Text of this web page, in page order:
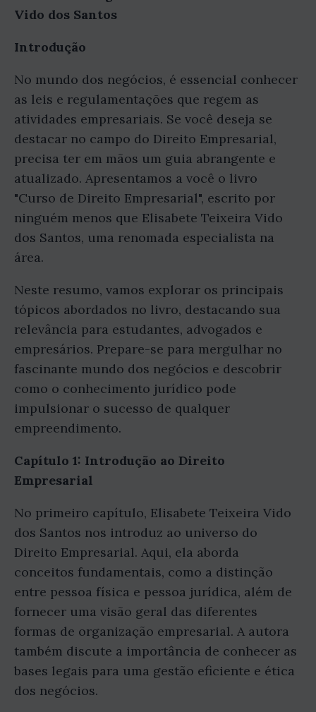
Vido dos Santos
Introdução
No mundo dos negócios, é essencial conhecer
as leis e regulamentações que regem as
atividades empresariais. Se você deseja se
destacar no campo do Direito Empresarial,
precisa ter em mãos um guia abrangente e
atualizado. Apresentamos a você o livro
"Curso de Direito Empresarial", escrito por
ninguém menos que Elisabete Teixeira Vido
dos Santos, uma renomada especialista na
área.
Neste resumo, vamos explorar os principais
tópicos abordados no livro, destacando sua
relevância para estudantes, advogados e
empresários. Prepare-se para mergulhar no
fascinante mundo dos negócios e descobrir
como o conhecimento jurídico pode
impulsionar o sucesso de qualquer
empreendimento.
Capítulo 1: Introdução ao Direito
Empresarial
No primeiro capítulo, Elisabete Teixeira Vido
dos Santos nos introduz ao universo do
Direito Empresarial. Aqui, ela aborda
conceitos fundamentais, como a distinção
entre pessoa física e pessoa jurídica, além de
fornecer uma visão geral das diferentes
formas de organização empresarial. A autora
também discute a importância de conhecer as
bases legais para uma gestão eficiente e ética
dos negócios.